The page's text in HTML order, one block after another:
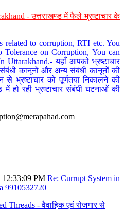
- उत्तराखण्ड में फैले भ्रष्टाचार के
related to corruption, RTI etc. You
on Corruption, You can
Uttarakhand.- यहाँ आपको भ्रष्टाचार
कानूनों और अन्य संबंधी कानूनों की
भ्रष्टाचार को पूर्णतया निकालने की
रही भ्रष्टाचार संबंधी घटनाओं की
12:33:09 PM Re: Currupt System in
9910532720
Threads - वैवाहिक एवं रोजगार से